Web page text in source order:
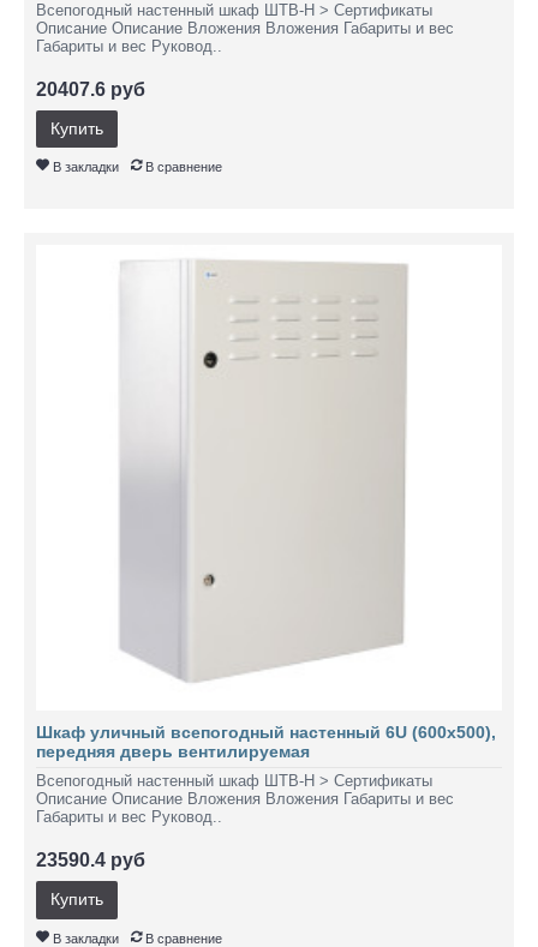
Всепогодный настенный шкаф ШТВ-Н > Сертификаты
Описание Описание Вложения Вложения Габариты и вес
Габариты и вес Руковод..
20407.6 руб
Купить
В закладки В сравнение
Шкаф уличный всепогодный настенный 6U (600х500),
передняя дверь вентилируемая
Всепогодный настенный шкаф ШТВ-Н > Сертификаты
Описание Описание Вложения Вложения Габариты и вес
Габариты и вес Руковод..
23590.4 руб
Купить
В закладки В сравнение